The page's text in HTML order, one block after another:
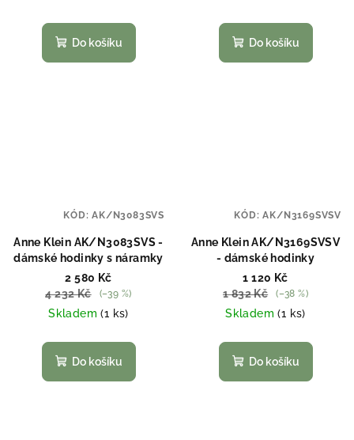
Do košíku Do košíku
Anne Klein AK/N3083SVS -
dámské hodinky s náramky
2 580 Kč
4 232 Kč
(–39 %)
Skladem(1 ks)
Do košíku
KÓD:AK/N3083SVS
Anne Klein AK/N3169SVSV
- dámské hodinky
1 120 Kč
1 832 Kč
(–38 %)
Skladem(1 ks)
Do košíku
KÓD:AK/N3169SVSV